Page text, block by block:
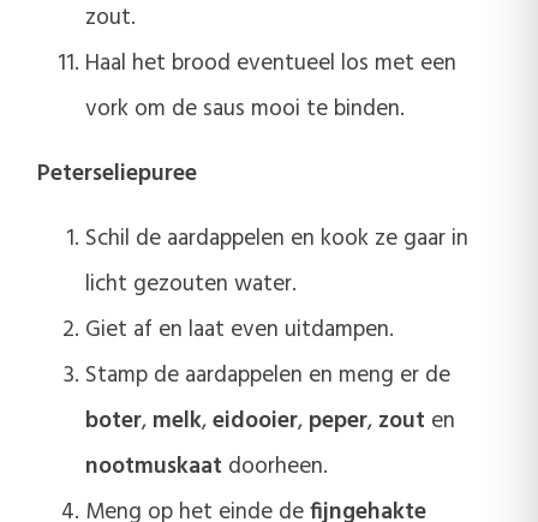
zout.
Haal het brood eventueel los met een
vork om de saus mooi te binden.
Peterseliepuree
Schil de aardappelen en kook ze gaar in
licht gezouten water.
Giet af en laat even uitdampen.
Stamp de aardappelen en meng er de
boter, melk,eidooier, peper, zout en
nootmuskaat doorheen.
Meng op het einde defijngehakte